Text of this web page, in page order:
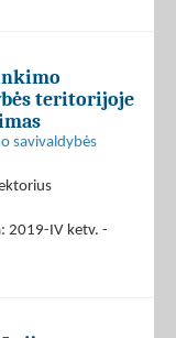
teritorijoje
savivaldybės
2019-IV ketv. -